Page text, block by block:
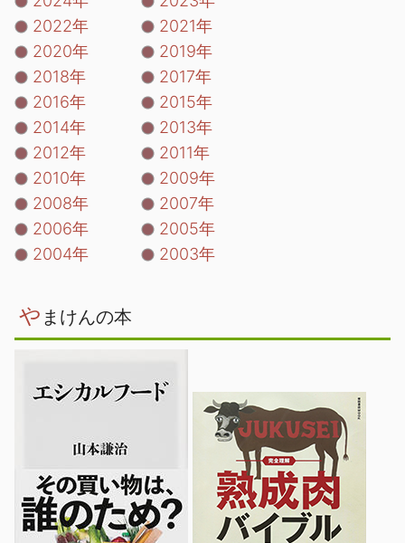
2022年
2021年
2020年
2019年
2018年
2017年
2016年
2015年
2014年
2013年
2012年
2011年
2010年
2009年
2008年
2007年
2006年
2005年
2004年
2003年
や まけんの本